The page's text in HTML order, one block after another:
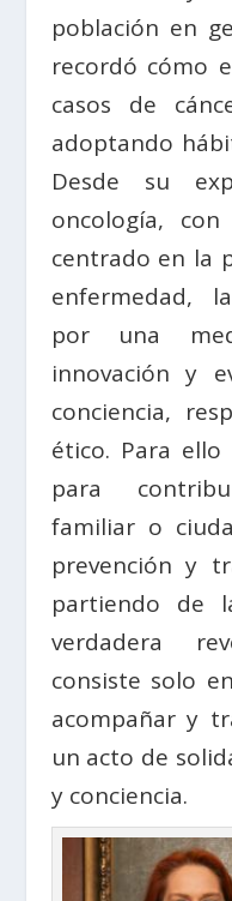
población en
recordó cómo
casos de
adoptando
Desde su
oncología,
centrado en la
enfermedad,
por una
innovación y
conciencia,
ético. Para ello
para
familiar o
prevención y
partiendo de
verdadera
consiste solo
acompañar y
un acto de
y conciencia.